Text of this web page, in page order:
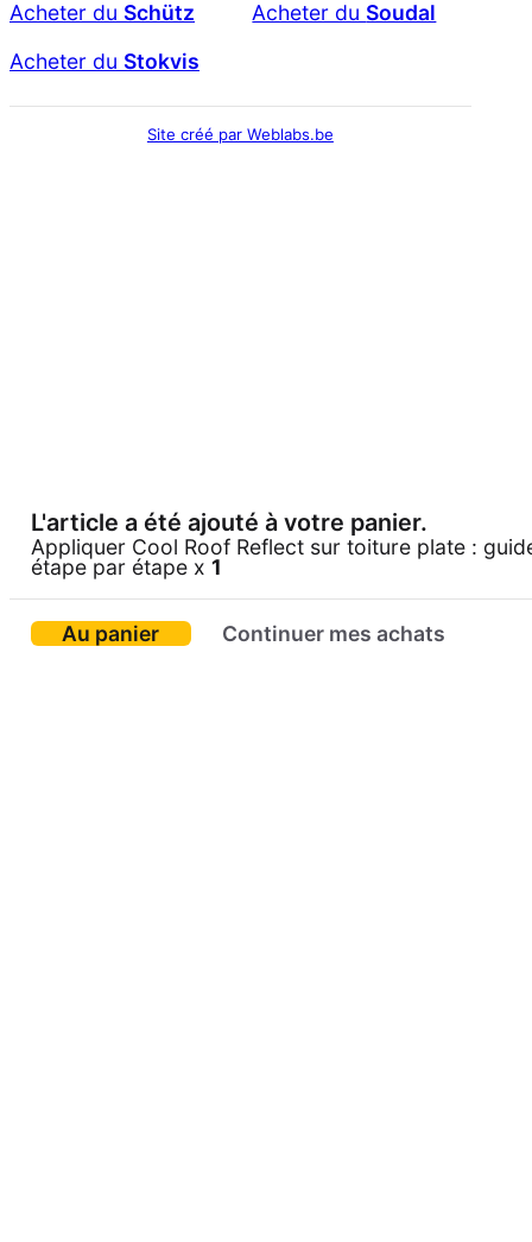
Acheter du Schütz Acheter du Soudal
Acheter du Stokvis
Site créé par Weblabs.be
L'article a été ajouté à votre panier.
Appliquer Cool Roof Reflect sur toiture plate :
étape par étape x 1
Au panier Continuer mes achats